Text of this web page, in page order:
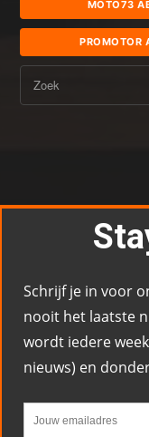
MOTO73
PROMOTOR
Zoek
Schrijf je in voor
nooit het laatste
wordt iedere
nieuws) en